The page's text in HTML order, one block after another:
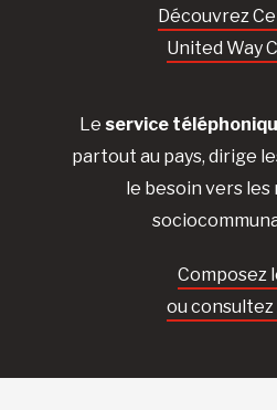
Découvrez
United Way
Le service
partout au pays, dirige
le besoin vers
Composez
ou consultez